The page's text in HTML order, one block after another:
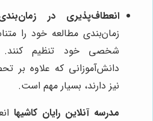
انعطاف‌پذیری در
زمان‌بندی مطالعه خود را
شخصی خود تنظیم کنند.
دانش‌آموزانی که علاوه بر
نیز دارند، بسیار مهم است.
مدرسه آنلاین رایان کاشیها